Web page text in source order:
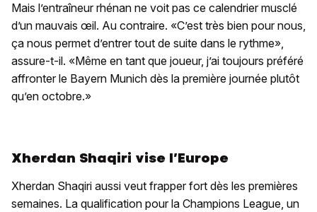
Mais l’entraîneur rhénan ne voit pas ce calendrier musclé
d’un mauvais œil. Au contraire. «C’est très bien pour nous,
ça nous permet d’entrer tout de suite dans le rythme»,
assure-t-il. «Même en tant que joueur, j’ai toujours préféré
affronter le Bayern Munich dès la première journée plutôt
qu’en octobre.»
Xherdan Shaqiri vise l’Europe
Xherdan Shaqiri aussi veut frapper fort dès les premières
semaines. La qualification pour la Champions League, un